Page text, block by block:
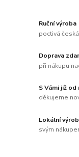
Ruční výroba
poctivá
Doprava
při nákupu
S Vámi již od
děkujeme
Lokální
svým